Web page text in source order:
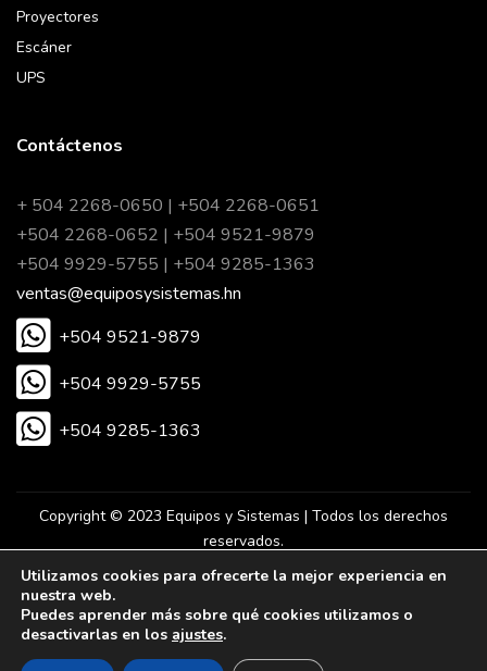
Proyectores
Escáner
UPS
Contáctenos
+ 504 2268-0650 | +504 2268-0651
+504 2268-0652 | +504 9521-9879
+504 9929-5755 | +504 9285-1363
ventas@equiposysistemas.hn
+504 9521-9879
+504 9929-5755
+504 9285-1363
Copyright © 2023 Equipos y Sistemas | Todos los derechos
reservados.
Desarrollado por Eureka Agencia Digital.
Utilizamos cookies para ofrecerte la mejor experiencia en
nuestra web.
Puedes aprender más sobre qué cookies utilizamos o
desactivarlas en los ajustes.